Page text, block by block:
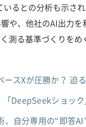
るとの分析も示さ
や、他社のAI出力
測る基準づくりをめ
スXが圧勝か？ 迫
「DeepSeekショッ
自分専用の“即答